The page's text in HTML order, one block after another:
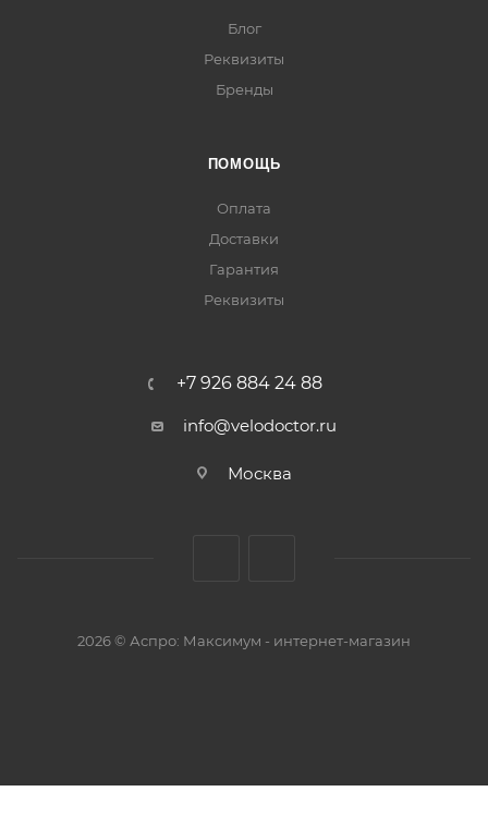
Блог
Реквизиты
Бренды
ПОМОЩЬ
Оплата
Доставки
Гарантия
Реквизиты
+7 926 884 24 88
info@velodoctor.ru
Москва
2026 © Аспро: Максимум - интернет-магазин